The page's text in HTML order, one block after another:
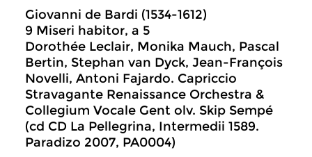
Giovanni de Bardi (1534-1612)
9 Miseri habitor, a 5
Dorothée Leclair, Monika Mauch, Pascal
Bertin, Stephan van Dyck, Jean-François
Novelli, Antoni Fajardo. Capriccio
Stravagante Renaissance Orchestra &
Collegium Vocale Gent olv. Skip Sempé
(cd CD La Pellegrina, Intermedii 1589.
Paradizo 2007, PA0004)